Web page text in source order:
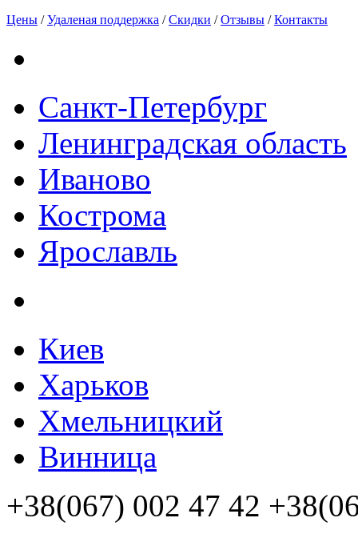
Цены /Удаленая поддержка /Скидки /Отзывы /Контакты
Санкт-Петербург
Ленинградская область
Иваново
Кострома
Ярославль
Киев
Харьков
Хмельницкий
Винница
+38(067) 002 47 42